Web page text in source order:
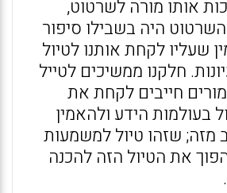
אותו מורה לשרטוט,
השרטוט היה בשבילו סיפור
שעליו לקחת אותנו לטיול
חלקנו ממשיכים לטייל
חייבים לקחת את
בעולמות הידע ולהאמין
מזה; שזהו טיול למשמעות
את הטיול הזה להכנה